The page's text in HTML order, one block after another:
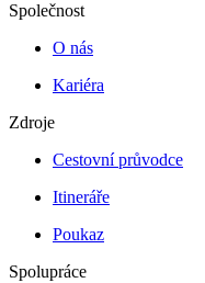
Společnost
O nás
Kariéra
Zdroje
Cestovní průvodce
Itineráře
Poukaz
Spolupráce